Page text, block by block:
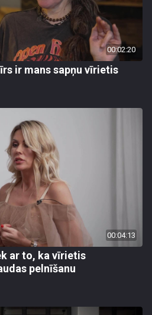
00:02:20
ir mans sapņu vīrietis
00:04:13
ar to, ka vīrietis
pelnīšanu